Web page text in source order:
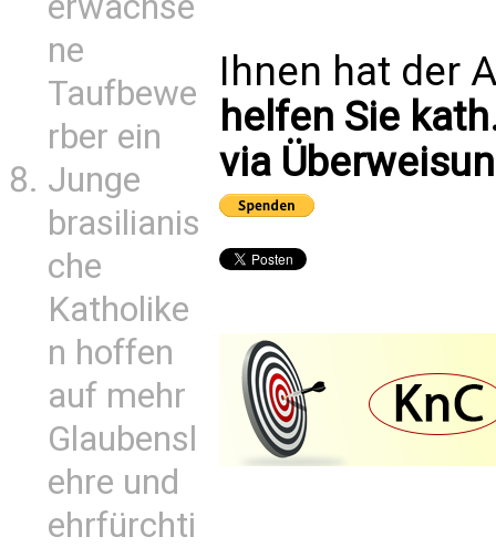
ne
Taufbewe
rber ein
Junge
brasilianis
che
Katholike
n hoffen
auf mehr
Glaubensl
ehre und
ehrfürchti
Ihnen hat der
helfen Sie
via